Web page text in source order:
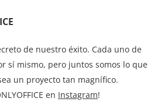
de nuestro éxito. Cada uno de
sí mismo, pero juntos somos lo que
un proyecto tan magnífico.
en Instagram!